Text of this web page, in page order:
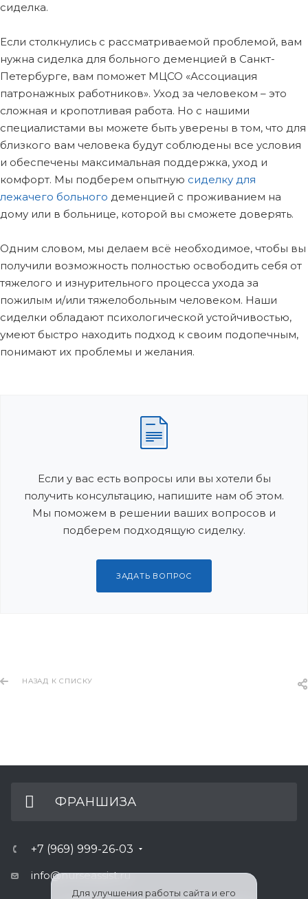
сиделка.
Если столкнулись с рассматриваемой проблемой, вам
нужна сиделка для больного деменцией в Санкт-
Петербурге, вам поможет МЦСО «Ассоциация
патронажных работников». Уход за человеком – это
сложная и кропотливая работа. Но с нашими
специалистами вы можете быть уверены в том, что для
близкого вам человека будут соблюдены все условия
и обеспечены максимальная поддержка, уход и
комфорт. Мы подберем опытную сиделку для
лежачего больного деменцией с проживанием на
дому или в больнице, которой вы сможете доверять.
Одним словом, мы делаем всё необходимое, чтобы вы
получили возможность полностью освободить себя от
тяжелого и изнурительного процесса ухода за
пожилым и/или тяжелобольным человеком. Наши
сиделки обладают психологической устойчивостью,
умеют быстро находить подход к своим подопечным,
понимают их проблемы и желания.
Если у вас есть вопросы или вы хотели бы
получить консультацию, напишите нам об этом.
Мы поможем в решении ваших вопросов и
подберем подходящую сиделку.
ЗАДАТЬ ВОПРОС
НАЗАД К СПИСКУ
ФРАНШИЗА
+7 (969) 999-26-03
info@nurseassist.ru
Для улучшения работы сайта и его